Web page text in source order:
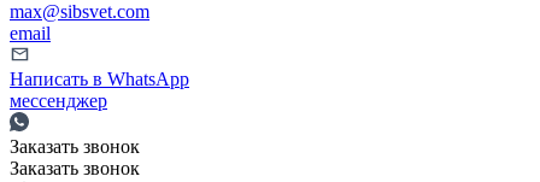
max@sibsvet.com
email
Написать в WhatsApp
мессенджер
Заказать звонок
Заказать звонок